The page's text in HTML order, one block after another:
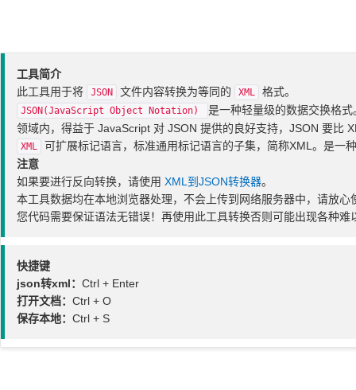
工具简介
此工具用于将
JSON 文件内容转换为等同的 XML 格式。
JSON(JavaScript Object Notation)
是一种轻量级的数据交换格
领域内，得益于 JavaScript 对 JSON 提供的良好支持，JSON 要比
XML
可扩展标记语言，标准通用标记语言的子集，简称XML。是一
注意
如果要进行反向转换，请使用 XML到JSON转换器。
本工具数据均在本地浏览器处理，不会上传到网络服务器中，请放心
您代码需要保证语法无错误！再使用此工具转换否则可能出现各种难
快捷键
json转xml： Ctrl + Enter
打开文档： Ctrl + O
保存本地： Ctrl + S